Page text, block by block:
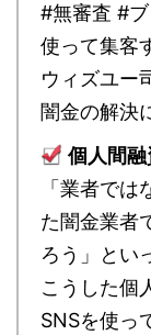
#無審査 #
使って集客
ウィズユー
闇金の解決
個人間融
「業者で
た闇金業者
ろう」とい
こうした個
SNSを使っ